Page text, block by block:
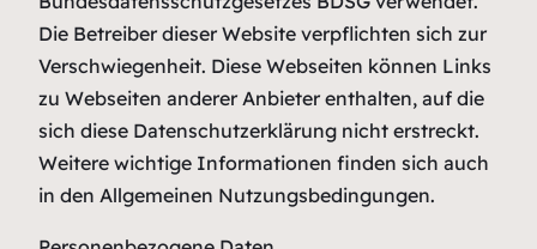
Die Betreiber dieser Website verpflichten sich zur
Verschwiegenheit. Diese Webseiten können Links
zu Webseiten anderer Anbieter enthalten, auf die
sich diese Datenschutzerklärung nicht erstreckt.
Weitere wichtige Informationen finden sich auch
in den Allgemeinen Nutzungsbedingungen.